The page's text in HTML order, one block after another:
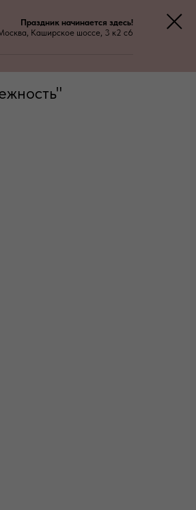
Праздник начинается здесь!
Каширское шоссе, 3 к2 с6